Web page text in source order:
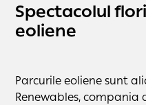
Spectacolul
eoliene
Parcurile eoliene sunt
Renewables, compania